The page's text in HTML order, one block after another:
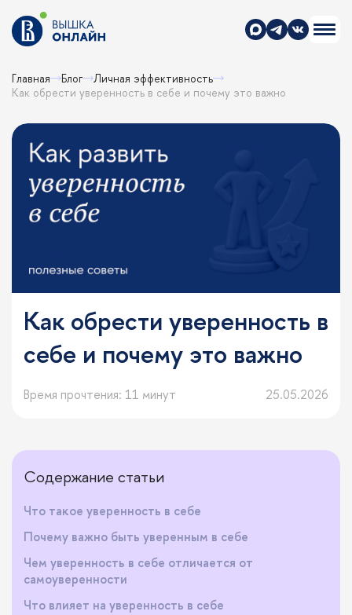
Главная Блог
Личная эффективность
Как обрести уверенность в себе и почему это важно
Как обрести уверенность в
себе и почему это важно
Время прочтения: 11 минут 25.05.2026
Содержание статьи
Что такое уверенность в себе
Почему важно быть уверенным в себе
Чем уверенность в себе отличается от
самоуверенности
Что влияет на уверенность в себе